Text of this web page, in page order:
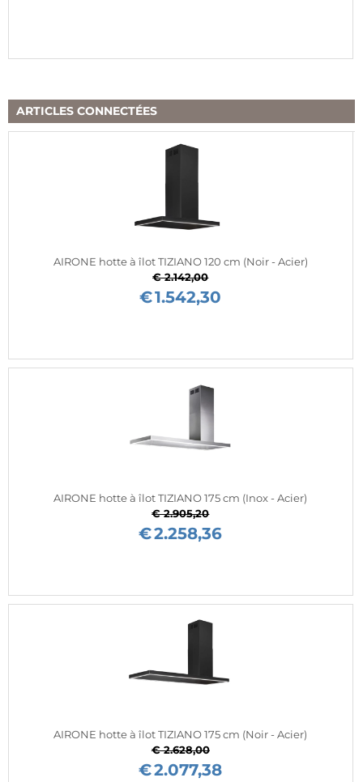
ARTICLES CONNECTÉES
AIRONE hotte à îlot TIZIANO 120 cm (Noir - Acier)
€ 2.142,00
€1.542,30
AIRONE hotte à îlot TIZIANO 175 cm (Inox - Acier)
€ 2.905,20
€2.258,36
AIRONE hotte à îlot TIZIANO 175 cm (Noir - Acier)
€ 2.628,00
€2.077,38